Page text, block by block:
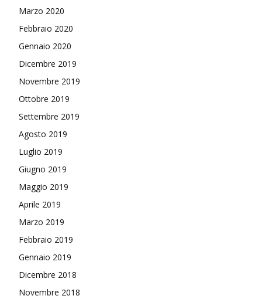
Marzo 2020
Febbraio 2020
Gennaio 2020
Dicembre 2019
Novembre 2019
Ottobre 2019
Settembre 2019
Agosto 2019
Luglio 2019
Giugno 2019
Maggio 2019
Aprile 2019
Marzo 2019
Febbraio 2019
Gennaio 2019
Dicembre 2018
Novembre 2018